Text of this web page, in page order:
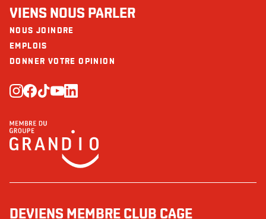
VIENS NOUS PARLER
NOUS JOINDRE
EMPLOIS
DONNER VOTRE OPINION
DEVIENS MEMBRE CLUB CAGE